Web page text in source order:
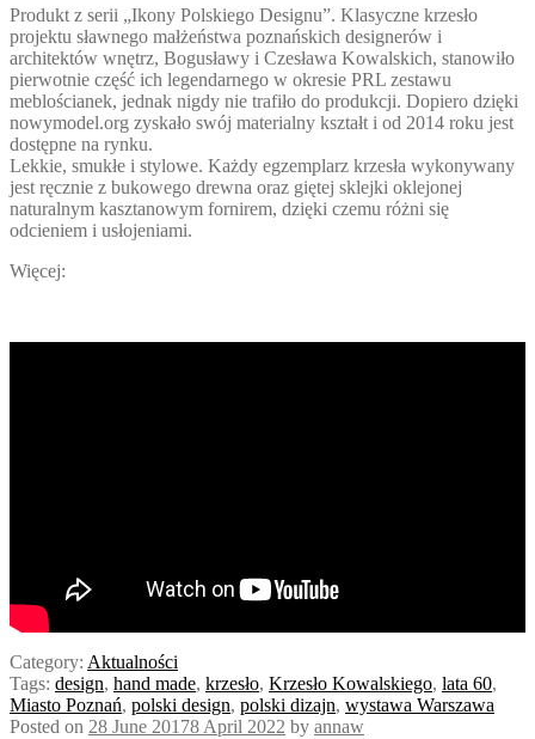
Produkt z serii „Ikony Polskiego Designu”. Klasyczne krzesło
projektu sławnego małżeństwa poznańskich designerów i
architektów wnętrz, Bogusławy i Czesława Kowalskich, stanowiło
pierwotnie część ich legendarnego w okresie PRL zestawu
meblościanek, jednak nigdy nie trafiło do produkcji. Dopiero dzięki
nowymodel.org zyskało swój materialny kształt i od 2014 roku jest
dostępne na rynku.
Lekkie, smukłe i stylowe. Każdy egzemplarz krzesła wykonywany
jest ręcznie z bukowego drewna oraz giętej sklejki oklejonej
naturalnym kasztanowym fornirem, dzięki czemu różni się
odcieniem i usłojeniami.
Więcej:
Category: Aktualności
Tags: design, hand made, krzesło, Krzesło Kowalskiego, lata 60,
Miasto Poznań, polski design, polski dizajn, wystawa Warszawa
Posted on 28 June 20178 April 2022 by annaw